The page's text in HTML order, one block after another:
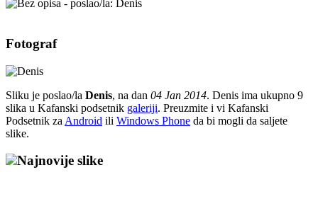
Fotograf
Sliku je poslao/la Denis, na dan 04 Jan 2014. Denis ima ukupno 9
slika u Kafanski podsetnik galeriji. Preuzmite i vi Kafanski
Podsetnik za Android ili Windows Phone da bi mogli da saljete
slike.
Najnovije slike